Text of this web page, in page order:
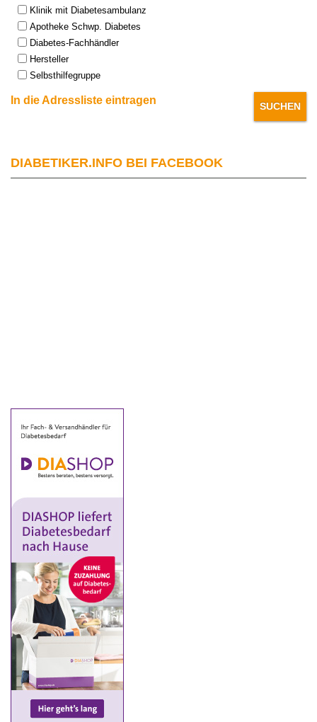
Klinik mit Diabetesambulanz
Apotheke Schwp. Diabetes
Diabetes-Fachhändler
Hersteller
Selbsthilfegruppe
In die Adressliste eintragen
DIABETIKER.INFO BEI FACEBOOK